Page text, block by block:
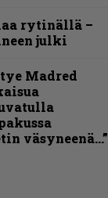
rytinällä –
julki
Madred
väsyneenä…”